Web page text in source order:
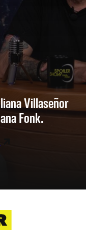
Villaseñor
Fonk.